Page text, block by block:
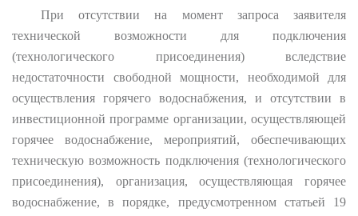
При отсутствии на момент запроса заявителя
технической возможности для подключения
(технологического присоединения) вследствие
недостаточности свободной мощности, необходимой для
осуществления горячего водоснабжения, и отсутствии в
инвестиционной программе организации, осуществляющей
горячее водоснабжение, мероприятий, обеспечивающих
техническую возможность подключения (технологического
присоединения), организация, осуществляющая горячее
водоснабжение, в порядке, предусмотренном статьей 19